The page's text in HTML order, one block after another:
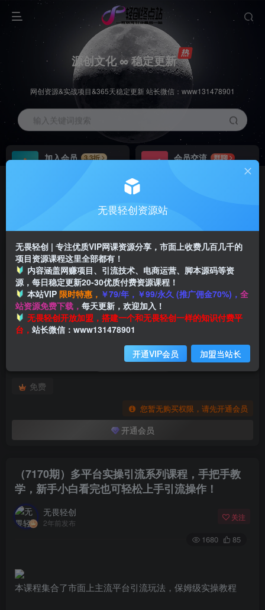
源创文化 ∞ 稳定更新
网创资源&实战项目&365天稳定更新 站长微信：www131478901
输入关键词搜索
加入会员
3.3折
会员交流
群聊
推广返佣高达70%
首页 创业课程 会员专属 正文
此内容为付费阅读，请付费后查看
会员专属资源
免费
您暂无购买权限，请先开通会员
开通会员
付费阅读
（7170期）多平台实操引流系列课程，手把手教
学，新手小白看完也可轻松上手引流操作！
无畏轻创
2年前发布
关注
1680 85
本课程集合了市面上主流平台引流玩法，保姆级实操教程
无畏轻创资源站
无畏轻创 | 专注优质VIP网课资源分享，市面上收费几百几千的
项目资源课程这里全部都有！
内容涵盖网赚项目、引流技术、电商运营、脚本源码等资
源，每日稳定更新20-30优质付费资源课程！
本站VIP 限时特惠， ￥79/年，￥99/永久 (推广佣金70%)， 全
站资源免费下载， 每天更新，欢迎加入！
无畏轻创开放加盟，搭建一个和无畏轻创一样的知识付费平
台， 站长微信：www131478901
开通VIP会员 加盟当站长